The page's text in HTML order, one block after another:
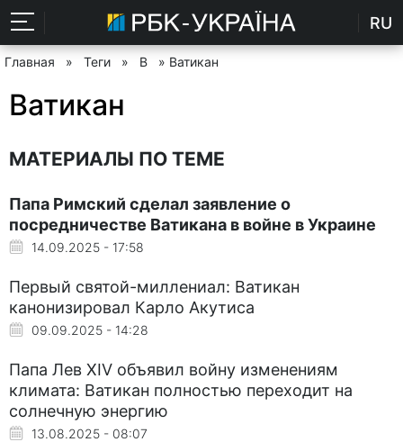
RU
Главная » Теги » В » Ватикан
Ватикан
МАТЕРИАЛЫ ПО ТЕМЕ
Папа Римский сделал заявление о
посредничестве Ватикана в войне в Украине
14.09.2025 - 17:58
Первый святой-миллениал: Ватикан
канонизировал Карло Акутиса
09.09.2025 - 14:28
Папа Лев XIV объявил войну изменениям
климата: Ватикан полностью переходит на
солнечную энергию
13.08.2025 - 08:07